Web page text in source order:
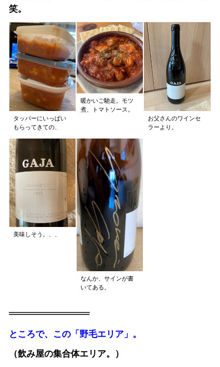
笑。
タッパーにいっぱい
もらってきての、
暖かいご馳走。モツ
煮、トマトソース。
お父さんのワインセ
ラーより。
美味しそう。、、
なんか、サインが書
いてある。
ところで、この「野毛エリア」。
（飲み屋の集合体エリア。）